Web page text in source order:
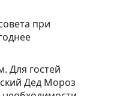
при
Для гостей
Дед Мороз